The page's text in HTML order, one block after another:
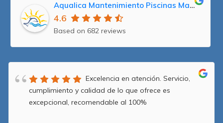
Aqualica Mantenimiento Piscinas Madrid, Reparación y Servicio Técnico Averías
4.6
Based on 682 reviews
Excelencia en atención. Servicio,
cumplimiento y calidad de lo que ofrece es
excepcional, recomendable al 100%